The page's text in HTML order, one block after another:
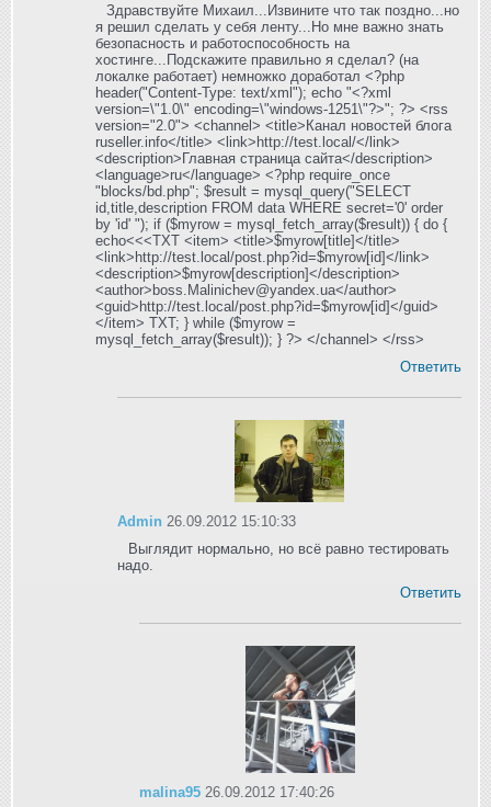
Здравствуйте Михаил...Извините что так поздно...но
я решил сделать у себя ленту...Но мне важно знать
безопасность и работоспособность на
хостинге...Подскажите правильно я сделал? (на
локалке работает) немножко доработал <?php
header("Content-Type: text/xml"); echo "<?xml
version=\"1.0\" encoding=\"windows-1251\"?>"; ?> <rss
version="2.0"> <channel> <title>Канал новостей блога
ruseller.info</title> <link>http://test.local/</link>
<description>Главная страница сайта</description>
<language>ru</language> <?php require_once
"blocks/bd.php"; $result = mysql_query("SELECT
id,title,description FROM data WHERE secret='0' order
by 'id' "); if ($myrow = mysql_fetch_array($result)) { do {
echo<<<TXT <item> <title>$myrow[title]</title>
<link>http://test.local/post.php?id=$myrow[id]</link>
<description>$myrow[description]</description>
<author>boss.Malinichev@yandex.ua</author>
<guid>http://test.local/post.php?id=$myrow[id]</guid>
</item> TXT; } while ($myrow =
mysql_fetch_array($result)); } ?> </channel> </rss>
Ответить
Admin 26.09.2012 15:10:33
Выглядит нормально, но всё равно тестировать
надо.
Ответить
malina95 26.09.2012 17:40:26